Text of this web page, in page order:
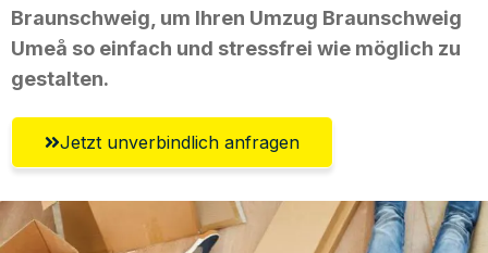
Braunschweig, um Ihren Umzug Braunschweig
Umeå so einfach und stressfrei wie möglich zu
gestalten.
Jetzt unverbindlich anfragen